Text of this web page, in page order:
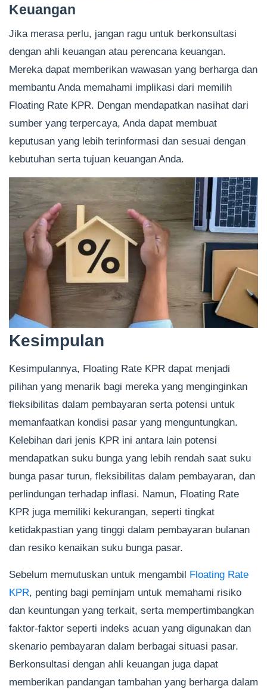
Keuangan
Jika merasa perlu, jangan ragu untuk berkonsultasi
dengan ahli keuangan atau perencana keuangan.
Mereka dapat memberikan wawasan yang berharga dan
membantu Anda memahami implikasi dari memilih
Floating Rate KPR. Dengan mendapatkan nasihat dari
sumber yang terpercaya, Anda dapat membuat
keputusan yang lebih terinformasi dan sesuai dengan
kebutuhan serta tujuan keuangan Anda.
Kesimpulan
Kesimpulannya, Floating Rate KPR dapat menjadi
pilihan yang menarik bagi mereka yang menginginkan
fleksibilitas dalam pembayaran serta potensi untuk
memanfaatkan kondisi pasar yang menguntungkan.
Kelebihan dari jenis KPR ini antara lain potensi
mendapatkan suku bunga yang lebih rendah saat suku
bunga pasar turun, fleksibilitas dalam pembayaran, dan
perlindungan terhadap inflasi. Namun, Floating Rate
KPR juga memiliki kekurangan, seperti tingkat
ketidakpastian yang tinggi dalam pembayaran bulanan
dan resiko kenaikan suku bunga pasar.
Sebelum memutuskan untuk mengambil
Floating Rate
KPR, penting bagi peminjam untuk memahami risiko
dan keuntungan yang terkait, serta mempertimbangkan
faktor-faktor seperti indeks acuan yang digunakan dan
skenario pembayaran dalam berbagai situasi pasar.
Berkonsultasi dengan ahli keuangan juga dapat
memberikan pandangan tambahan yang berharga dalam